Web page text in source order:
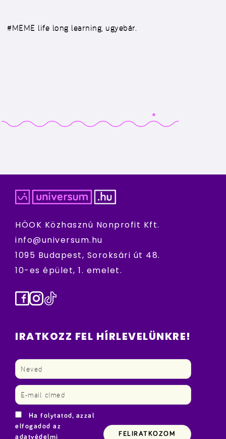
#MEME life long learning, ugyebár.
HÖOK Közhasznú Nonprofit Kft.
info@universum.hu
1095 Budapest, Soroksári út 48.
10-es épület, 1. emelet.
Facebook
Instagram
TikTok
IRATKOZZ FEL HÍRLEVELÜNKRE!
Ha folytatod, azzal
elfogadod az
adatvédelmi